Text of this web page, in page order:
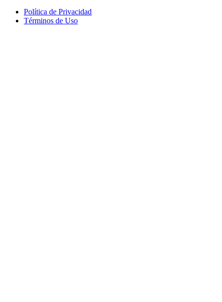
Política de Privacidad
Términos de Uso